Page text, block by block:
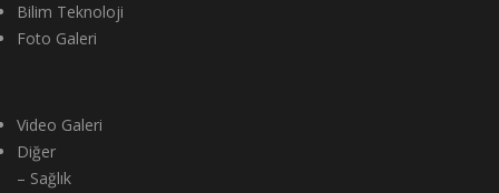
Bilim Teknoloji
Foto Galeri
Video Galeri
Diğer
– Sağlık